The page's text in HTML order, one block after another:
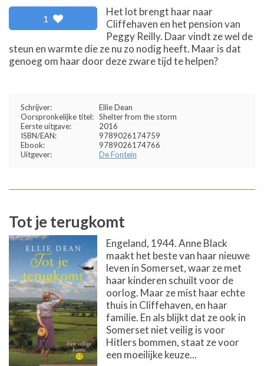
1
Het lot brengt haar naar
Cliffehaven en het pension van
Peggy Reilly. Daar vindt ze wel de
steun en warmte die ze nu zo nodig heeft. Maar is dat
genoeg om haar door deze zware tijd te helpen?
Schrijver:
Ellie Dean
Oorspronkelijke titel: Shelter from the storm
Eerste uitgave:
2016
ISBN/EAN:
9789026174759
Ebook:
9789026174766
Uitgever:
De Fontein
Tot je terugkomt
Engeland, 1944. Anne Black
maakt het beste van haar nieuwe
leven in Somerset, waar ze met
haar kinderen schuilt voor de
oorlog. Maar ze mist haar echte
thuis in Cliffehaven, en haar
familie. En als blijkt dat ze ook in
Somerset niet veilig is voor
Hitlers bommen, staat ze voor
een moeilijke keuze...